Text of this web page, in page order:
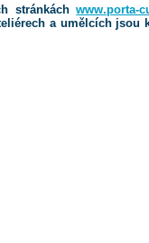
stránkáchwww.porta-
a umělcích jsou